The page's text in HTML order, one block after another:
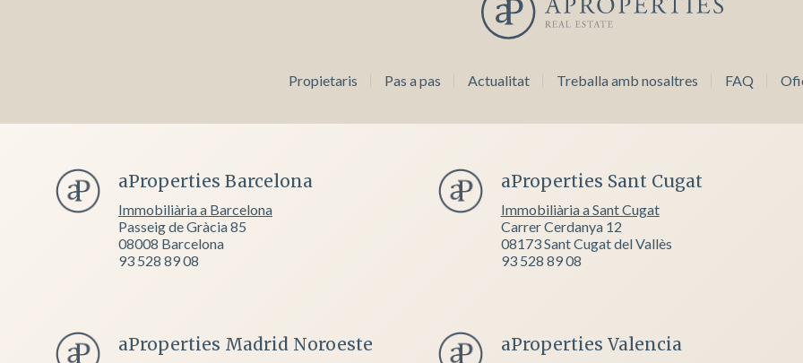
Propietaris Pas a pas Actualitat Treballa amb nosaltres FAQ
aProperties Barcelona
Immobiliària a Barcelona
Passeig de Gràcia 85
08008 Barcelona
93 528 89 08
aProperties Sant Cugat
Immobiliària a Sant Cugat
Carrer Cerdanya 12
08173 Sant Cugat del Vallès
93 528 89 08
aProperties Madrid Noroeste aProperties Valencia